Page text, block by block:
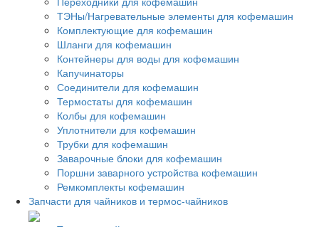
ТЭНы/Нагревательные элементы для кофемашин
Комплектующие для кофемашин
Шланги для кофемашин
Контейнеры для воды для кофемашин
Капучинаторы
Соединители для кофемашин
Термостаты для кофемашин
Колбы для кофемашин
Уплотнители для кофемашин
Трубки для кофемашин
Заварочные блоки для кофемашин
Поршни заварного устройства кофемашин
Ремкомплекты кофемашин
Запчасти для чайников и термос-чайников